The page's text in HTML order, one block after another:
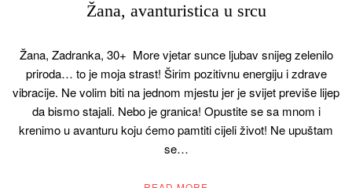
Žana, avanturistica u srcu
Žana, Zadranka, 30+ More vjetar sunce ljubav snijeg zelenilo
priroda… to je moja strast! Širim pozitivnu energiju i zdrave
vibracije. Ne volim biti na jednom mjestu jer je svijet previše lijep
da bismo stajali. Nebo je granica! Opustite se sa mnom i
krenimo u avanturu koju ćemo pamtiti cijeli život! Ne upuštam
se…